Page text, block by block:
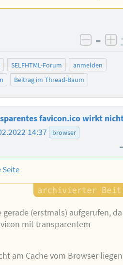
–
SELFHTML-Forum
anmelden
Beitrag im Thread-Baum
favicon.ico wirkt
14:37 browser
gerade (erstmals) aufgerufen,
mit transparentem
am Cache vom Browser